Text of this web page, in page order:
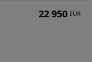
22 950 EUR